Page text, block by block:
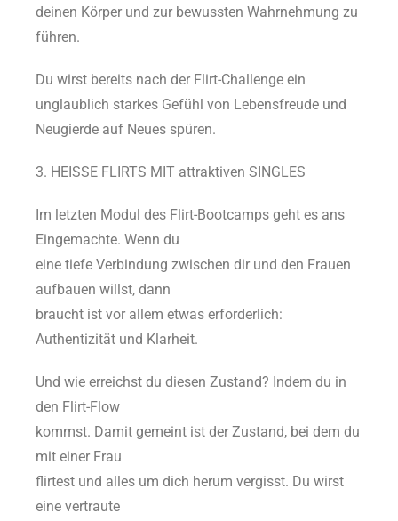
deinen Körper und zur bewussten Wahrnehmung zu
führen.
Du wirst bereits nach der Flirt-Challenge ein
unglaublich starkes Gefühl von Lebensfreude und
Neugierde auf Neues spüren.
3. HEISSE FLIRTS MIT attraktiven SINGLES
Im letzten Modul des Flirt-Bootcamps geht es ans
Eingemachte. Wenn du
eine tiefe Verbindung zwischen dir und den Frauen
aufbauen willst, dann
braucht ist vor allem etwas erforderlich:
Authentizität und Klarheit.
Und wie erreichst du diesen Zustand? Indem du in
den Flirt-Flow
kommst. Damit gemeint ist der Zustand, bei dem du
mit einer Frau
flirtest und alles um dich herum vergisst. Du wirst
eine vertraute